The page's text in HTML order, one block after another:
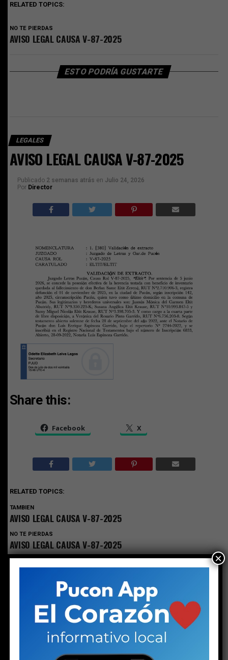
RELATED TOPICS:
NO TE PIERDAS
AVISO LEGAL CAUSA V-87-2025
ESTO PODRÍA GUSTARTE
LEGALES
AVISO LEGAL CAUSA V-87-2025
Publicado 2 semanas atrás en Julio 24, 2026
Por Director
Share this:
Facebook X
RELATED TOPICS:
TAMBIEN
AVISO LEGAL CAUSA V-87-2025
NO TE PIERDAS
AVISO LEGAL CAUSA V-87-2025
×